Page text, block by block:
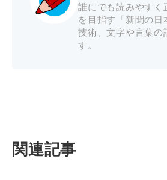
誰にでも読みやすく
を目指す「新聞の
技術、文字や言葉の
す。
関連記事